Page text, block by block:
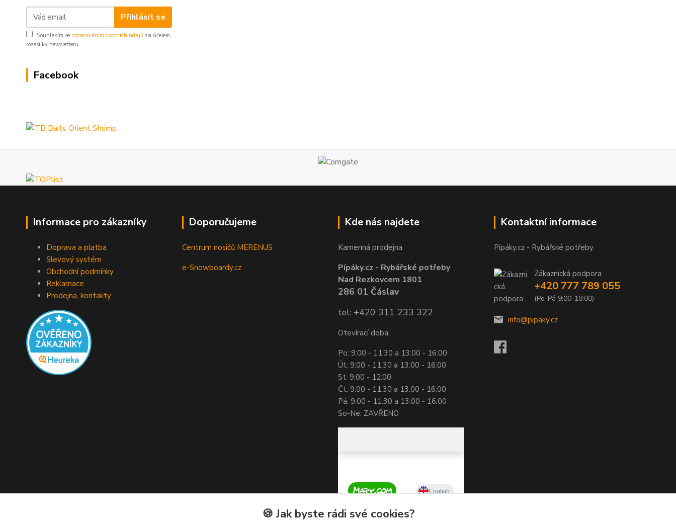
Přihlásit se
Souhlasím se zpracováním osobních údajů za účelem
rozesílky newsletteru.
Facebook
Informace pro zákazníky
Doprava a platba
Slevový systém
Obchodní podmínky
Reklamace
Prodejna, kontakty
Doporučujeme
Centrum nosičů MERENUS
e-Snowboardy.cz
Kde nás najdete
Kamenná prodejna
Pípáky.cz - Rybářské potřeby
Nad Rezkovcem 1801
286 01 Čáslav
tel: +420 311 233 322
Otevírací doba:
Po: 9:00 - 11:30 a 13:00 - 16:00
Út: 9:00 - 11:30 a 13:00 - 16:00
St: 9:00 - 12:00
Čt: 9:00 - 11:30 a 13:00 - 16:00
Pá: 9:00 - 11:30 a 13:00 - 16:00
So-Ne: ZAVŘENO
Kontaktní informace
Pípáky.cz - Rybářské potřeby
Zákaznická podpora
+420 777 789 055
(Po-Pá 9:00-18:00)
info@pipaky.cz
🍪 Jak byste rádi své cookies?